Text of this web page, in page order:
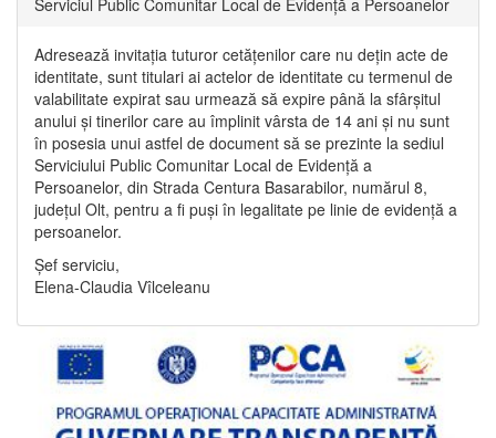
Adresează invitația tuturor cetățenilor care nu dețin acte de
identitate, sunt titulari ai actelor de identitate cu termenul de
valabilitate expirat sau urmează să expire până la sfârșitul
anului și tinerilor care au împlinit vârsta de 14 ani și nu sunt
în posesia unui astfel de document să se prezinte la sediul
Serviciului Public Comunitar Local de Evidență a
Persoanelor, din Strada Centura Basarabilor, numărul 8,
județul Olt, pentru a fi puși în legalitate pe linie de evidență a
persoanelor.
Șef serviciu,
Elena-Claudia Vîlceleanu